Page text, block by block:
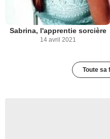
Sabrina, l'apprentie sorcière
14 avril 2021
Toute sa